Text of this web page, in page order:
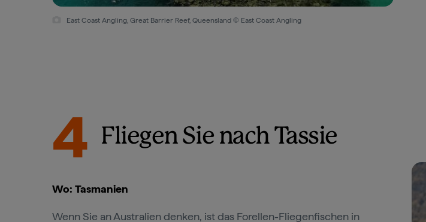
East Coast Angling, Great Barrier Reef, Queensland © East Coast Angling
4 Fliegen Sie nach Tassie
Wo: Tasmanien
Wenn Sie an Australien denken, ist das Forellen-Fliegenfischen in